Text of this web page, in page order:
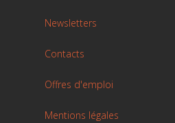
Newsletters
Contacts
Offres d'emploi
Mentions légales